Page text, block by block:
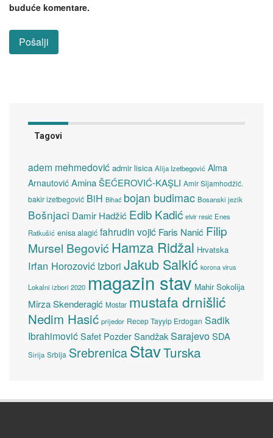
buduće komentare.
Tagovi
adem mehmedović admir lisica Alija Izetbegović Alma
Arnautović Amina ŠEĆEROVIĆ-KAŞLI Amir Sijamhodžić.
bakir izetbegović BiH Bihać bojan budimac Bosanski jezik
Bošnjaci Damir Hadžić Edib Kadić elvir resić Enes
Ratkušić enisa alagić fahrudin vojić Faris Nanić Filip
Mursel Begović Hamza Ridžal Hrvatska
Irfan Horozović Izbori Jakub Salkić korona virus
Lokalni izbori 2020 magazin stav Mahir Sokolija
Mirza Skenderagić Mostar mustafa drnišlić
Nedim Hasić prijedor Recep Tayyip Erdogan Sadik
Ibrahimović Safet Pozder SandžakSarajevoSDA
Sirija Srbija SrebrenicaStavTurska